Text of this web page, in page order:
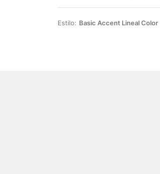
Estilo: Basic Accent Lineal Color